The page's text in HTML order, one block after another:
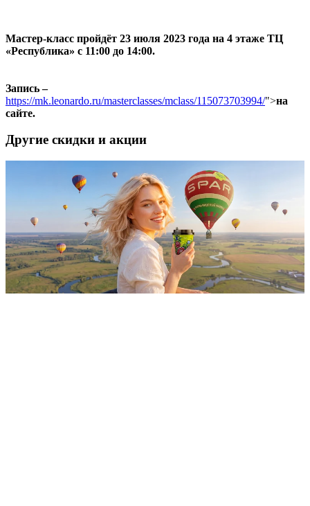
Мастер-класс пройдёт 23 июля 2023 года на 4 этаже ТЦ
«Республика» с 11:00 до 14:00.
Запись –
https://mk.leonardo.ru/masterclasses/mclass/115073703994/">на
сайте.
Другие скидки и акции